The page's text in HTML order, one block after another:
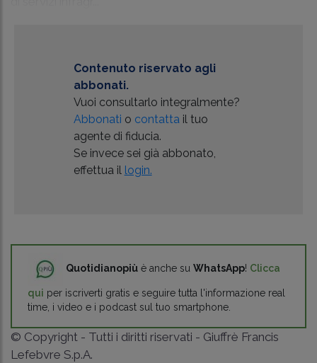
Contenuto riservato agli
abbonati.
Vuoi consultarlo integralmente?
Abbonati o contattail tuo
agente di fiducia.
Se invece sei già abbonato,
effettua il login.
Quotidianopiù è anche su WhatsApp! Clicca
qui per iscriverti gratis e seguire tutta l'informazione real
time, i video e i podcast sul tuo smartphone.
© Copyright - Tutti i diritti riservati - Giuffrè Francis
Lefebvre S.p.A.